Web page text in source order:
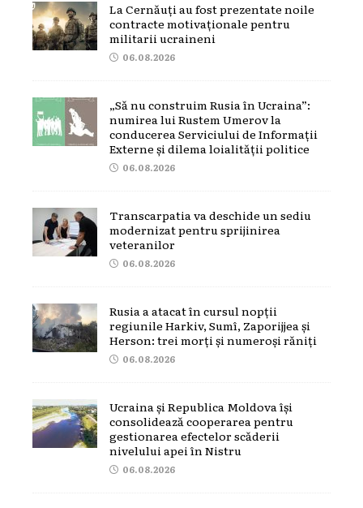
La Cernăuți au fost prezentate noile
contracte motivaționale pentru
militarii ucraineni
06.08.2026
„Să nu construim Rusia în Ucraina”:
numirea lui Rustem Umerov la
conducerea Serviciului de Informații
Externe și dilema loialității politice
06.08.2026
Transcarpatia va deschide un sediu
modernizat pentru sprijinirea
veteranilor
06.08.2026
Rusia a atacat în cursul nopții
regiunile Harkiv, Sumî, Zaporijjea și
Herson: trei morți și numeroși răniți
06.08.2026
Ucraina și Republica Moldova își
consolidează cooperarea pentru
gestionarea efectelor scăderii
nivelului apei în Nistru
06.08.2026